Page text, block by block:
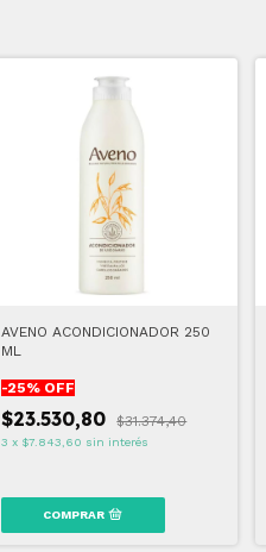
AVENO ACONDICIONADOR 250
ML
-25% OFF
$23.530,80 $31.374,40
3 x $7.843,60 sin interés